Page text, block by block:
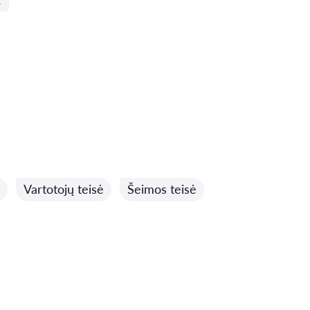
Vartotojų teisė Šeimos teisė